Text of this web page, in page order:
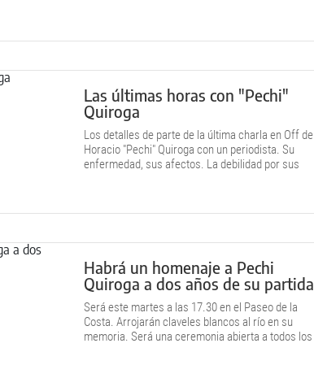
Las últimas horas con "Pechi"
Quiroga
Los detalles de parte de la última charla en Off de
Horacio "Pechi" Quiroga con un periodista. Su
enfermedad, sus afectos. La debilidad por sus
Habrá un homenaje a Pechi
Quiroga a dos años de su partida
Será este martes a las 17.30 en el Paseo de la
Costa. Arrojarán claveles blancos al río en su
memoria. Será una ceremonia abierta a todos los